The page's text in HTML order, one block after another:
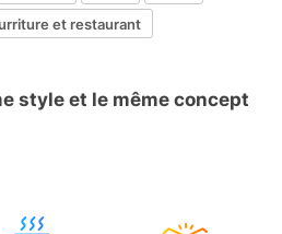
et restaurant
style et le même concept